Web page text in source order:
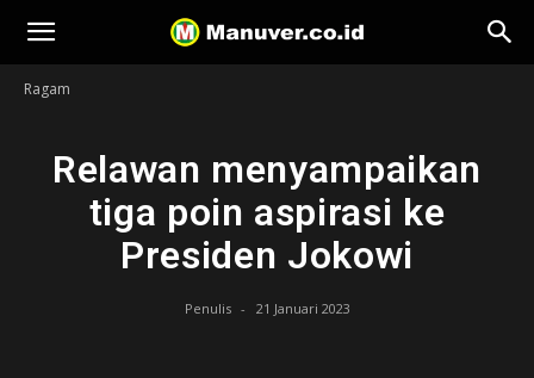
Manuver
Ragam
Relawan menyampaikan
tiga poin aspirasi ke
Presiden Jokowi
Penulis - 21 Januari 2023